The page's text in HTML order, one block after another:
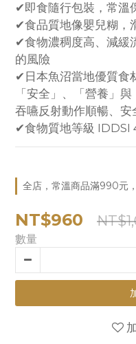
✔即食隨行包裝，常溫
✔食品質地像嬰兒糊，
✔食物濃稠度高、減緩
的風險
✔日本魚沼當地優質食
「安全」、「營養」與
吞嚥反射動作順暢、安
✔食物質地等級 IDDSI
全店，常溫商品滿990元
NT$960
數量